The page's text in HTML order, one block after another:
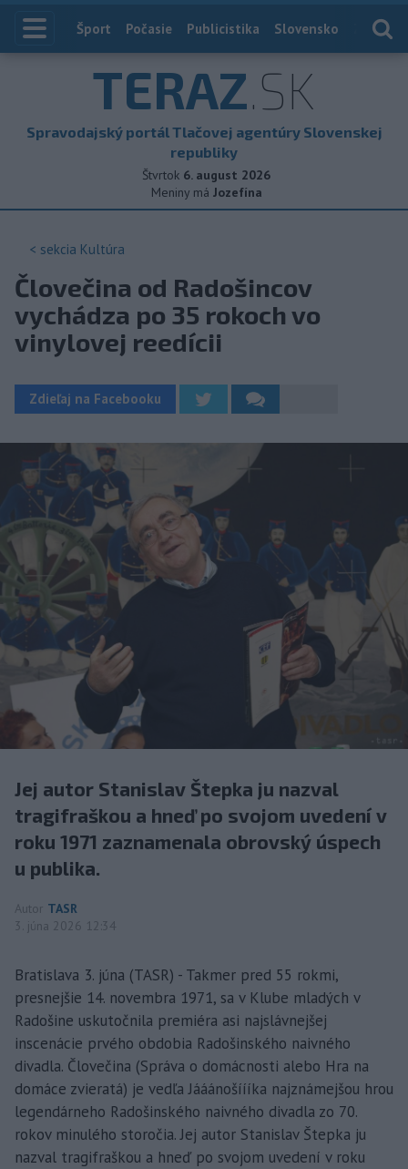
Index
Šport Počasie Publicistika Slovensko
TERAZ.SK
Spravodajský portál Tlačovej agentúry Slovenskej
republiky
Štvrtok 6. august 2026
Meniny má Jozefína
< sekcia Kultúra
Človečina od Radošincov
vychádza po 35 rokoch vo
vinylovej reedícii
Zdieľaj na Facebooku
Jej autor Stanislav Štepka ju nazval
tragifraškou a hneď po svojom uvedení v
roku 1971 zaznamenala obrovský úspech
u publika.
Autor TASR
3. júna 2026 12:34
Bratislava 3. júna (TASR) - Takmer pred 55 rokmi,
presnejšie 14. novembra 1971, sa v Klube mladých v
Radošine uskutočnila premiéra asi najslávnejšej
inscenácie prvého obdobia Radošinského naivného
divadla. Človečina (Správa o domácnosti alebo Hra na
domáce zvieratá) je vedľa Jááánošíííka najznámejšou hrou
legendárneho Radošinského naivného divadla zo 70.
rokov minulého storočia. Jej autor Stanislav Štepka ju
nazval tragifraškou a hneď po svojom uvedení v roku